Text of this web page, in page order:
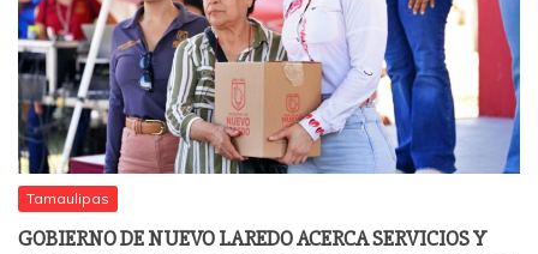
Tamaulipas
GOBIERNO DE NUEVO LAREDO ACERCA SERVICIOS Y